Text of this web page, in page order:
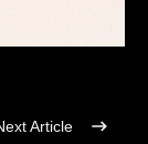
Article